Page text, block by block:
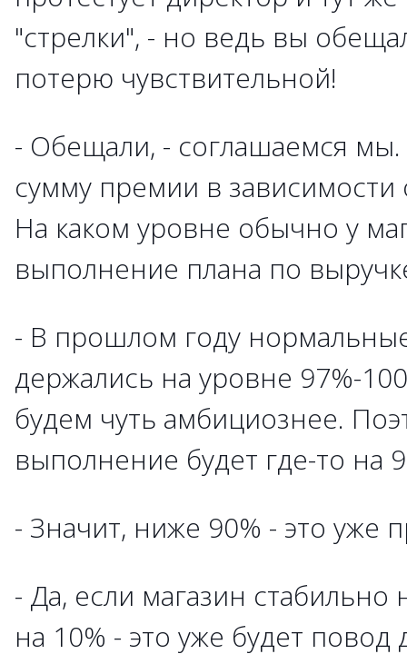
"стрелки", - но ведь вы
потерю чувствительной!
- Обещали, - соглашаемся мы.
сумму премии в зависимости
На каком уровне обычно у
выполнение плана по
- В прошлом году
держались на уровне 97%-
будем чуть амбициознее.
выполнение будет где-то на
- Значит, ниже 90% - это уже
- Да, если магазин
на 10% - это уже будет повод